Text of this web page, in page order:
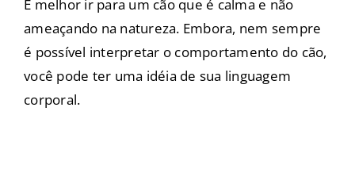
É melhor ir para um cão que é calma e não
ameaçando na natureza. Embora, nem sempre
é possível interpretar o comportamento do cão,
você pode ter uma idéia de sua linguagem
corporal.